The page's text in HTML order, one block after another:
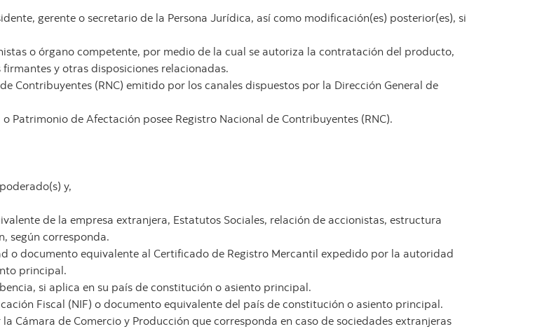
gerente o secretario de la Persona Jurídica, así como modificación(es) posterior(es), si
o órgano competente, por medio de la cual se autoriza la contratación del producto,
y otras disposiciones relacionadas.
Contribuyentes (RNC) emitido por los canales dispuestos por la Dirección General de
Patrimonio de Afectación posee Registro Nacional de Contribuyentes (RNC).
y,
de la empresa extranjera, Estatutos Sociales, relación de accionistas, estructura
según corresponda.
o documento equivalente al Certificado de Registro Mercantil expedido por la autoridad
principal.
si aplica en su país de constitución o asiento principal.
Fiscal (NIF) o documento equivalente del país de constitución o asiento principal.
Cámara de Comercio y Producción que corresponda en caso de sociedades extranjeras